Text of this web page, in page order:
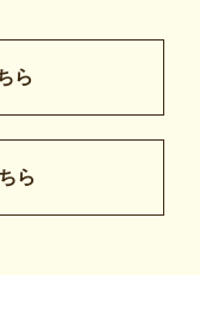
ら
ら